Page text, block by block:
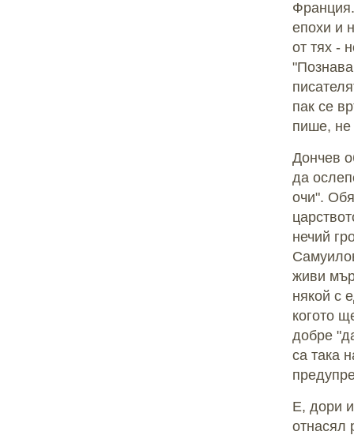
епохи и
от тях -
пак се
пише, не
Дончев
да
очи".
нечий
живи
някой с
когото
добре
са така
Е, дори
отнасял